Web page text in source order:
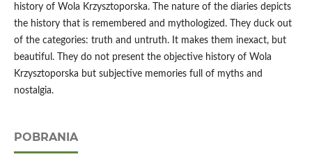
history of Wola Krzysztoporska. The nature of the diaries depicts
the history that is remembered and mythologized. They duck out
of the categories: truth and untruth. It makes them inexact, but
beautiful. They do not present the objective history of Wola
Krzysztoporska but subjective memories full of myths and
nostalgia.
POBRANIA